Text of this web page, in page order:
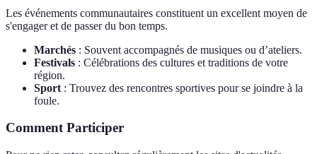
Les événements communautaires constituent un excellent moyen de
s'engager et de passer du bon temps.
Marchés : Souvent accompagnés de musiques ou d’ateliers.
Festivals : Célébrations des cultures et traditions de votre
région.
Sport : Trouvez des rencontres sportives pour se joindre à la
foule.
Comment Participer